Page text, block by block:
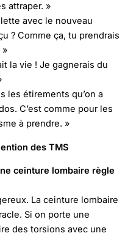
attraper. »
avec le nouveau
? Comme ça, tu prendrais
»
la vie ! Je gagnerais du
les étirements qu’on a
C’est comme pour les
à prendre. »
des TMS
ceinture lombaire règle
La ceinture lombaire
Si on porte une
des torsions avec une